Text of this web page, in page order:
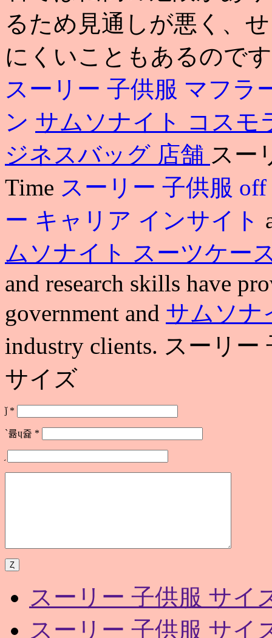
るため見通しが悪く、
にくいこともあるので
スーリー 子供服 マフラ
ン サムソナイト コスモ
ジネスバッグ 店舗 スー
Time スーリー 子供服 off
ー キャリア インサイト
ムソナイト スーツケー
and research skills have
government and サムソナ
industry clients. スーリ
サイズ
ǰ *
`륢ɥ쥹 *
スーリー 子供服 サイ
スーリー 子供服 サイ